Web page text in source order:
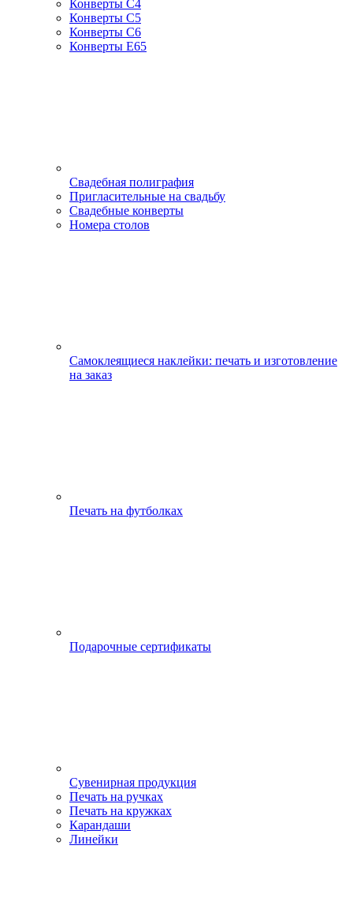
Конверты С4
Конверты С5
Конверты С6
Конверты Е65
Свадебная полиграфия
Пригласительные на свадьбу
Свадебные конверты
Номера столов
Самоклеящиеся наклейки: печать и изготовление
на заказ
Печать на футболках
Подарочные сертификаты
Сувенирная продукция
Печать на ручках
Печать на кружках
Карандаши
Линейки